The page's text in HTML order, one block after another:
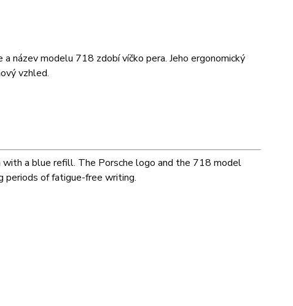
název modelu 718 zdobí víčko pera. Jeho ergonomický
vzhled.
a blue refill. The Porsche logo and the 718 model
periods of fatigue-free writing.